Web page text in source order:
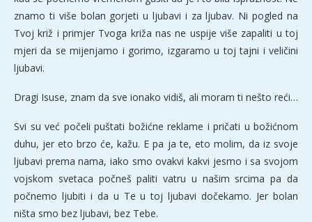
znamo ti više bolan gorjeti u ljubavi i za ljubav. Ni pogled na
Tvoj križ i primjer Tvoga križa nas ne uspije više zapaliti u toj
mjeri da se mijenjamo i gorimo, izgaramo u toj tajni i veličini
ljubavi.
Dragi Isuse, znam da sve ionako vidiš, ali moram ti nešto reći…
Svi su već počeli puštati božićne reklame i pričati u božićnom
duhu, jer eto brzo će, kažu. E pa ja te, eto molim, da iz svoje
ljubavi prema nama, iako smo ovakvi kakvi jesmo i sa svojom
vojskom svetaca počneš paliti vatru u našim srcima pa da
počnemo ljubiti i da u Te u toj ljubavi dočekamo. Jer bolan
ništa smo bez ljubavi, bez Tebe.